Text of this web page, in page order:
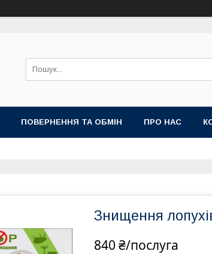
ПОВЕРНЕННЯ ТА ОБМІН ПРО НАС
Знищення
840 ₴/послуга